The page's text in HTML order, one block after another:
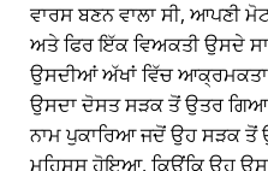
ਵਾਰਸ ਬਣਨ ਵਾਲਾ ਸੀ, ਆਪਣੀ
ਅਤੇ ਫਿਰ ਇੱਕ ਵਿਅਕਤੀ ਉਸਦੇ
ਉਸਦੀਆਂ ਅੱਖਾਂ ਵਿੱਚ
ਉਸਦਾ ਦੋਸਤ ਸੜਕ ਤੋਂ ਉਤਰ
ਨਾਮ ਪੁਕਾਰਿਆ ਜਦੋਂ ਉਹ ਸੜਕ ਤੋਂ
ਮਹਿਸੂਸ ਹੋਇਆ, ਕਿਉਂਕਿ ਉਹ